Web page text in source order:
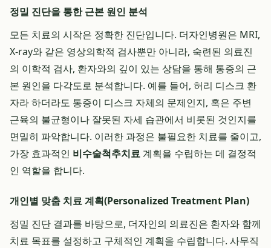
정밀 진단을 통한 근본 원인 분석
모든 치료의 시작은 정확한 진단입니다. 더자인병원은 MRI,
X-ray와 같은 영상의학적 검사뿐만 아니라, 숙련된 의료진
의 이학적 검사, 환자와의 깊이 있는 상담을 통해 통증의 근
본 원인을 다각도로 분석합니다. 예를 들어, 허리 디스크 환
자라 하더라도 통증이 디스크 자체의 문제인지, 혹은 주변
근육의 불균형이나 잘못된 자세 습관에서 비롯된 것인지를
면밀히 파악합니다. 이러한 과정은 불필요한 치료를 줄이고,
가장 효과적인 비수술척추치료 계획을 수립하는 데 결정적
인 역할을 합니다.
개인별 맞춤 치료 계획(Personalized Treatment Plan)
정밀 진단 결과를 바탕으로, 더자인의 의료진은 환자와 함께
치료 목표를 설정하고 구체적인 계획을 수립합니다. 사무직